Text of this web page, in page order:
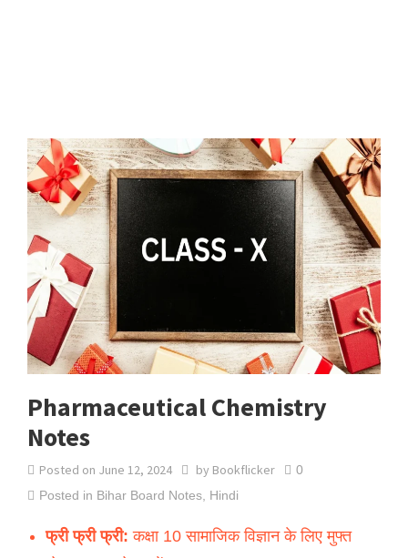
Pharmaceutical Chemistry
Notes
Posted on June 12, 2024 by Bookflicker
0
Posted in Bihar Board Notes Hindi
फ्री फ्री फ्री: कक्षा 10 सामाजिक विज्ञान के लिए मुफ्त